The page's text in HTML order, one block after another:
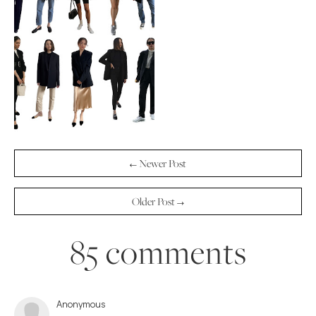
← Newer Post
Older Post →
85 comments
Anonymous